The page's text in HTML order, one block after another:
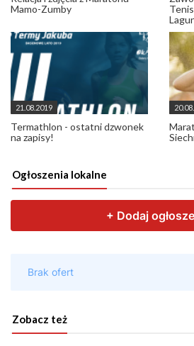
Mamo-Zumby
21.08.2019
Termathlon - ostatni dzwonek
na zapisy!
Ogłoszenia lokalne
Zobacz też